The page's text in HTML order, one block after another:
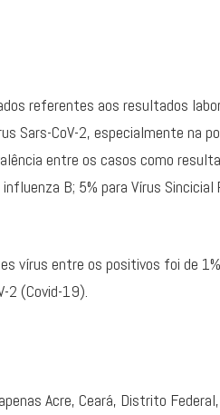
referentes aos resultados
Sars-CoV-2, especialmente na
entre os casos como
B; 5% para Vírus
vírus entre os positivos foi de
2 (Covid-19).
Acre, Ceará, Distrito